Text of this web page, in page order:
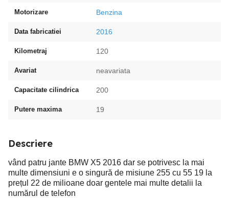
Motorizare Benzina
Data fabricatiei 2016
Kilometraj 120
Avariat neavariata
Capacitate cilindrica 200
Putere maxima 19
Descriere
vând patru jante BMW X5 2016 dar se potrivesc la mai
multe dimensiuni e o singură de misiune 255 cu 55 19 la
prețul 22 de milioane doar gentele mai multe detalii la
numărul de telefon